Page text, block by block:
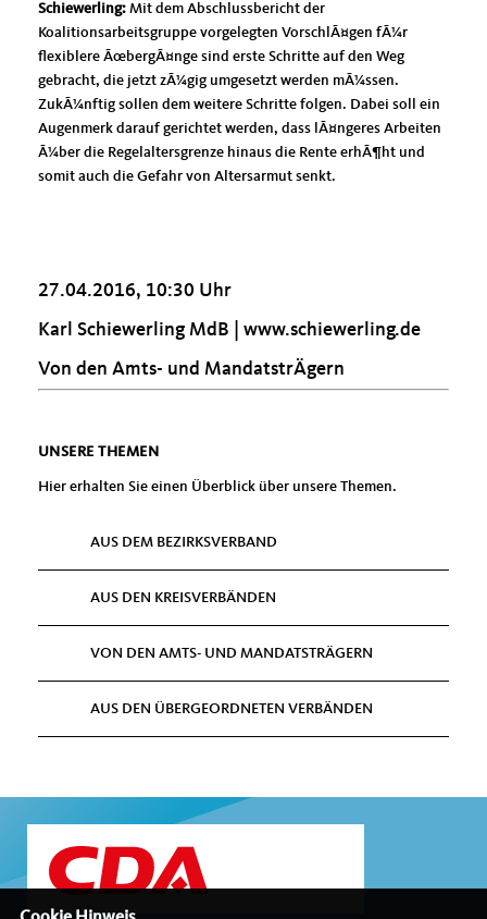
Schiewerling: Mit dem Abschlussbericht der
Koalitionsarbeitsgruppe vorgelegten VorschlÃ¤gen fÃ¼r
flexiblere ÃœbergÃ¤nge sind erste Schritte auf den Weg
gebracht, die jetzt zÃ¼gig umgesetzt werden mÃ¼ssen.
ZukÃ¼nftig sollen dem weitere Schritte folgen. Dabei soll ein
Augenmerk darauf gerichtet werden, dass lÃ¤ngeres Arbeiten
Ã¼ber die Regelaltersgrenze hinaus die Rente erhÃ¶ht und
somit auch die Gefahr von Altersarmut senkt.
27.04.2016, 10:30 Uhr
Karl Schiewerling MdB | www.schiewerling.de
Von den Amts- und MandatstrÄgern
UNSERE THEMEN
Hier erhalten Sie einen Überblick über unsere Themen.
AUS DEM BEZIRKSVERBAND
AUS DEN KREISVERBÄNDEN
VON DEN AMTS- UND MANDATSTRÄGERN
AUS DEN ÜBERGEORDNETEN VERBÄNDEN